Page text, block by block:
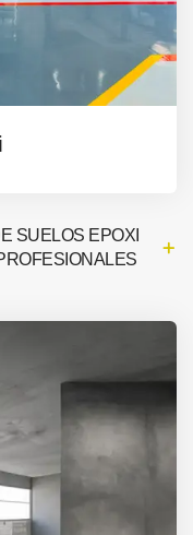
SUELOS EPOXI